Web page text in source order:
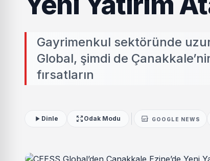
Gayrimenkul sektöründe
Global, şimdi de
fırsatların
Dinle Odak Modu GOOGLE NEWS